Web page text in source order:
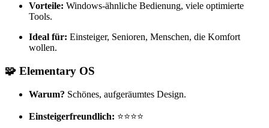
Vorteile: Windows-ähnliche Bedienung, viele optimierte
Tools.
Ideal für: Einsteiger, Senioren, Menschen, die Komfort
wollen.
🧩 Elementary OS
Warum? Schönes, aufgeräumtes Design.
Einsteigerfreundlich: ⭐⭐⭐⭐